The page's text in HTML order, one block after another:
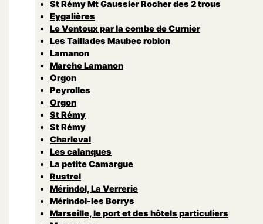
St Rémy Mt Gaussier Rocher des 2 trous
Eygalières
Le Ventoux par la combe de Curnier
Les Taillades Maubec robion
Lamanon
Marche Lamanon
Orgon
Peyrolles
Orgon
St Rémy
St Rémy
Charleval
Les calanques
La petite Camargue
Rustrel
Mérindol, La Verrerie
Mérindol-les Borrys
Marseille, le port et des hôtels particuliers